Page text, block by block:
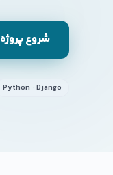
شروع پروژه
Python · Django